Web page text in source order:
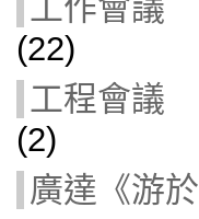
工作會議
(22)
工程會議
(2)
廣達《游於